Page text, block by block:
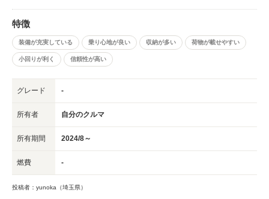
特徴
装備が充実している 乗り心地が良い 収納が多い 荷物が載せやすい
小回りが利く 信頼性が高い
グレード -
所有者 自分のクルマ
所有期間 2024/8～
燃費 -
投稿者：yunoka（埼玉県）